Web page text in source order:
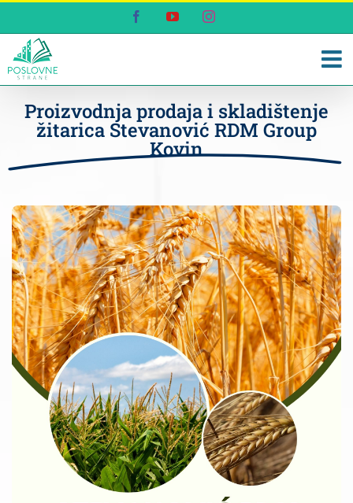
content
FacebookYouTubeInstagram
Proizvodnja prodaja i skladištenje
žitarica Stevanović RDM Group
Kovin